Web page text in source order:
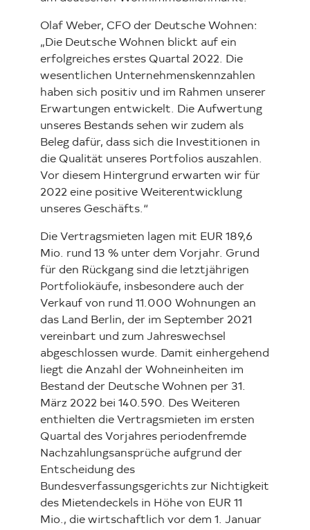
Olaf Weber, CFO der Deutsche Wohnen:
„Die Deutsche Wohnen blickt auf ein
erfolgreiches erstes Quartal 2022. Die
wesentlichen Unternehmenskennzahlen
haben sich positiv und im Rahmen unserer
Erwartungen entwickelt. Die Aufwertung
unseres Bestands sehen wir zudem als
Beleg dafür, dass sich die Investitionen in
die Qualität unseres Portfolios auszahlen.
Vor diesem Hintergrund erwarten wir für
2022 eine positive Weiterentwicklung
unseres Geschäfts.“
Die Vertragsmieten lagen mit EUR 189,6
Mio. rund 13 % unter dem Vorjahr. Grund
für den Rückgang sind die letztjährigen
Portfoliokäufe, insbesondere auch der
Verkauf von rund 11.000 Wohnungen an
das Land Berlin, der im September 2021
vereinbart und zum Jahreswechsel
abgeschlossen wurde. Damit einhergehend
liegt die Anzahl der Wohneinheiten im
Bestand der Deutsche Wohnen per 31.
März 2022 bei 140.590. Des Weiteren
enthielten die Vertragsmieten im ersten
Quartal des Vorjahres periodenfremde
Nachzahlungsansprüche aufgrund der
Entscheidung des
Bundesverfassungsgerichts zur Nichtigkeit
des Mietendeckels in Höhe von EUR 11
Mio., die wirtschaftlich vor dem 1. Januar